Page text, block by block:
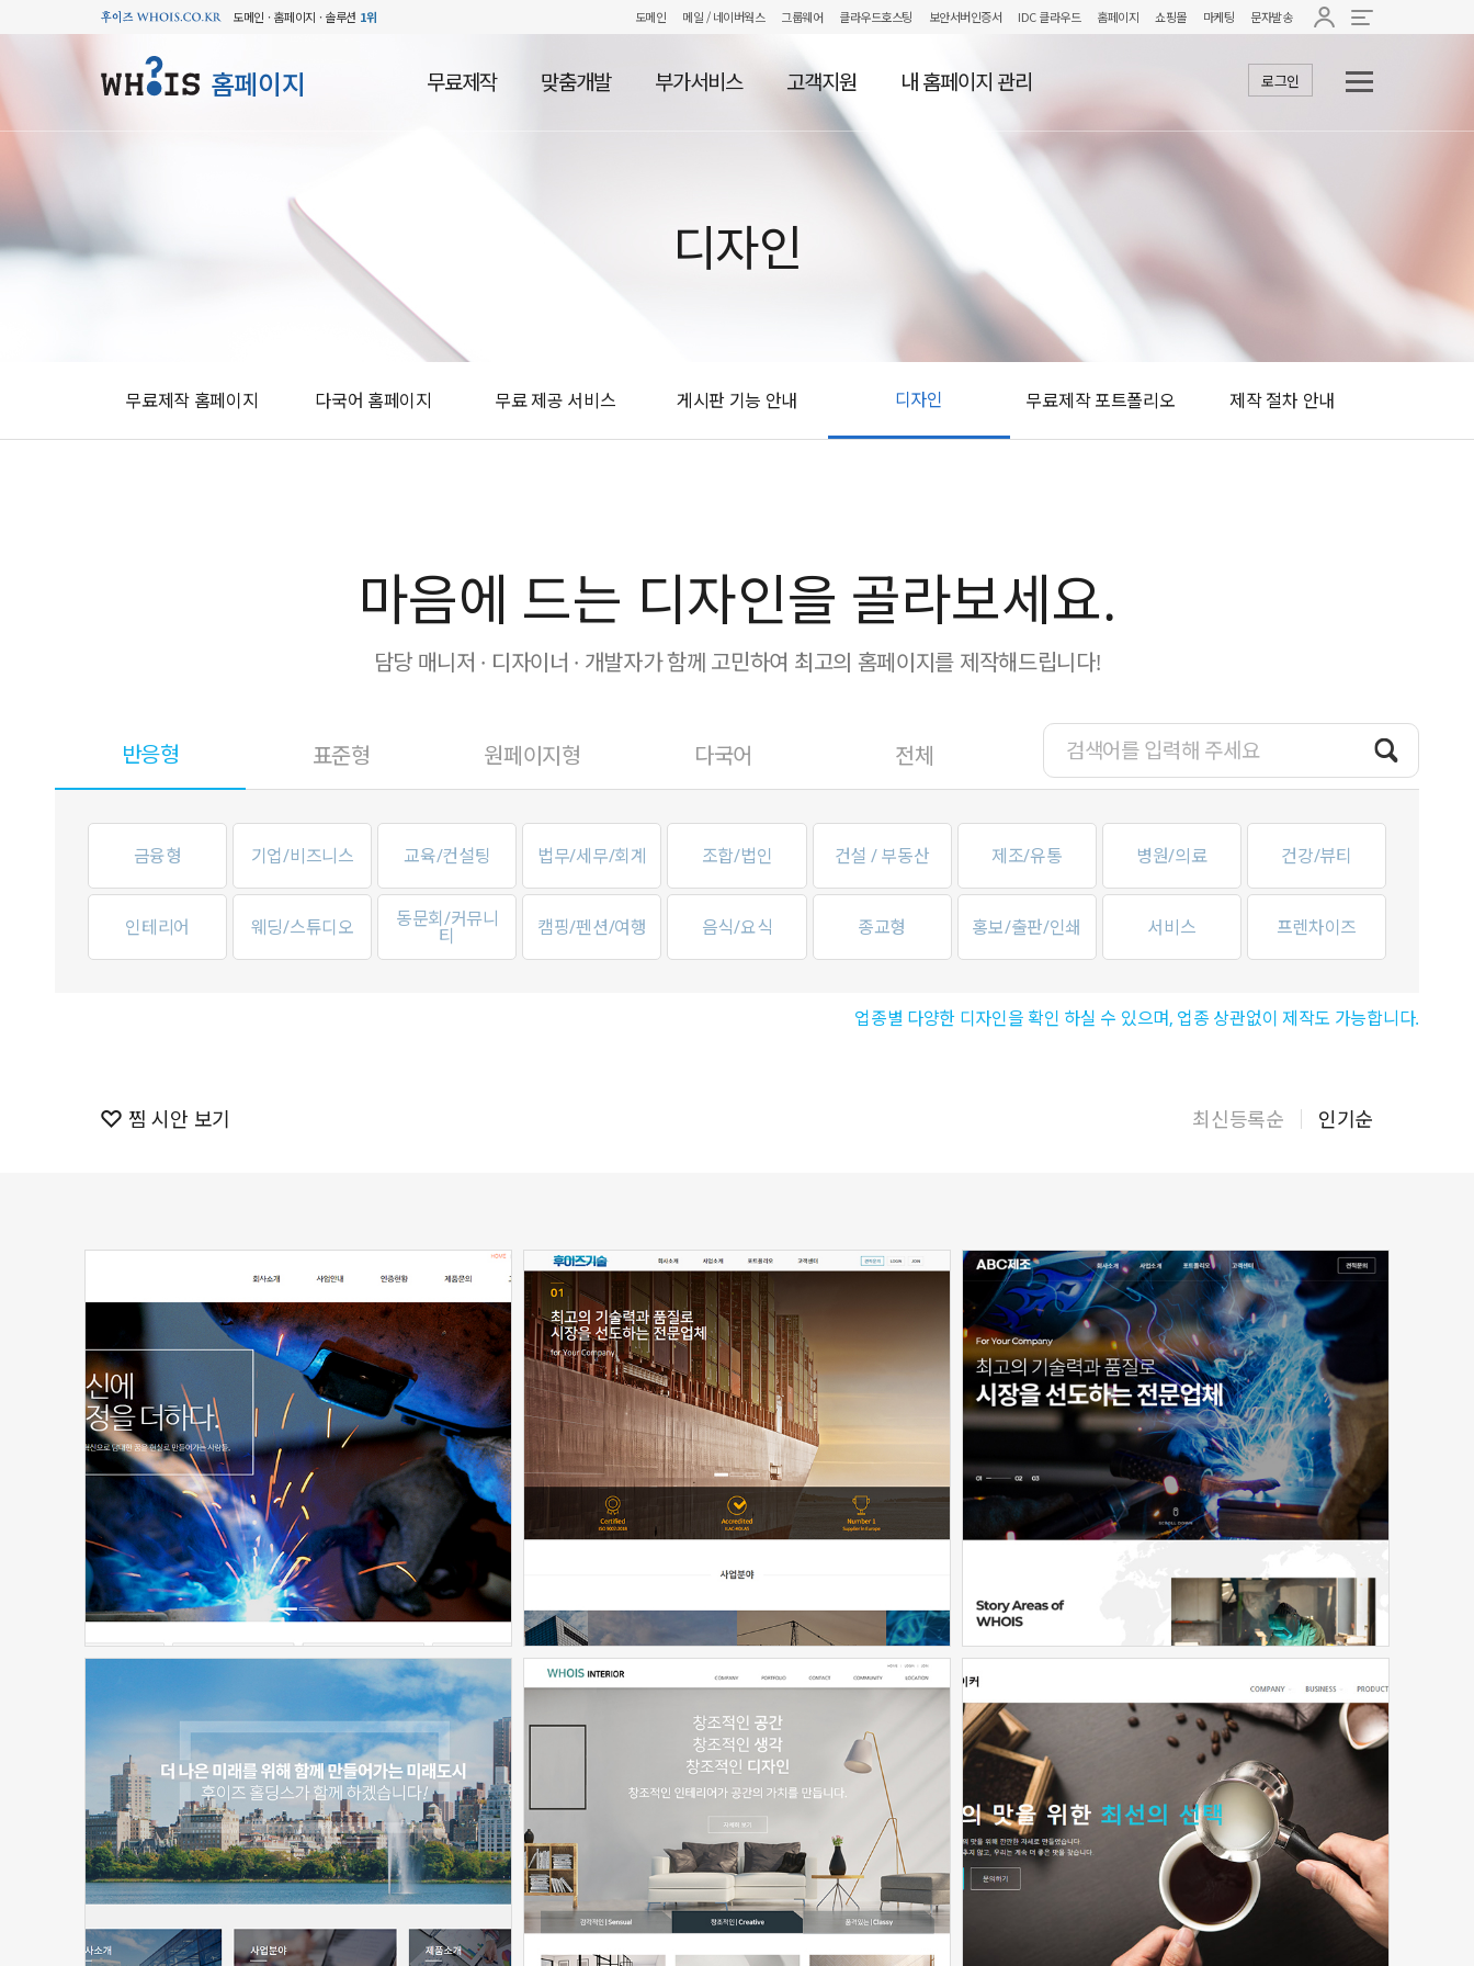
도메인 · 홈페이지 · 솔루션 1위 도메인 메일 / 네이버웍스 그룹웨어 클라우드호스팅 보안서버인증서 IDC 클라우드 홈페이지 쇼핑몰 마케팅 문자발송
홈페이지 무료제작 맞춤개발 부가서비스 고객지원 내 홈페이지 관리 로그인
디자인
무료제작 홈페이지 다국어 홈페이지 무료 제공 서비스 게시판 기능 안내 디자인 무료제작 포트폴리오 제작 절차 안내
마음에 드는 디자인을 골라보세요.
담당 매니저 · 디자이너 · 개발자가 함께 고민하여 최고의 홈페이지를 제작해드립니다!
반응형 표준형 원페이지형 다국어 전체
금융형 기업/비즈니스 교육/컨설팅 법무/세무/회계 조합/법인 건설 / 부동산 제조/유통 병원/의료 건강/뷰티
인테리어 웨딩/스튜디오 동문회/커뮤니
티 캠핑/펜션/여행 음식/요식 종교형 홍보/출판/인쇄 서비스 프렌차이즈
업종별 다양한 디자인을 확인 하실 수 있으며, 업종 상관없이 제작도 가능합니다.
찜 시안 보기 최신등록순 인기순
신청하기 신청하기 신청하기
신청하기 신청하기 신청하기